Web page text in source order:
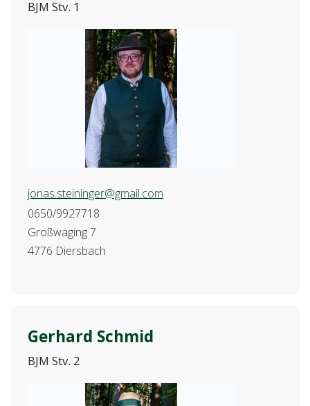
BJM Stv. 1
jonas.steininger@gmail.com
0650/9927718
Großwaging 7
4776 Diersbach
Gerhard Schmid
BJM Stv. 2